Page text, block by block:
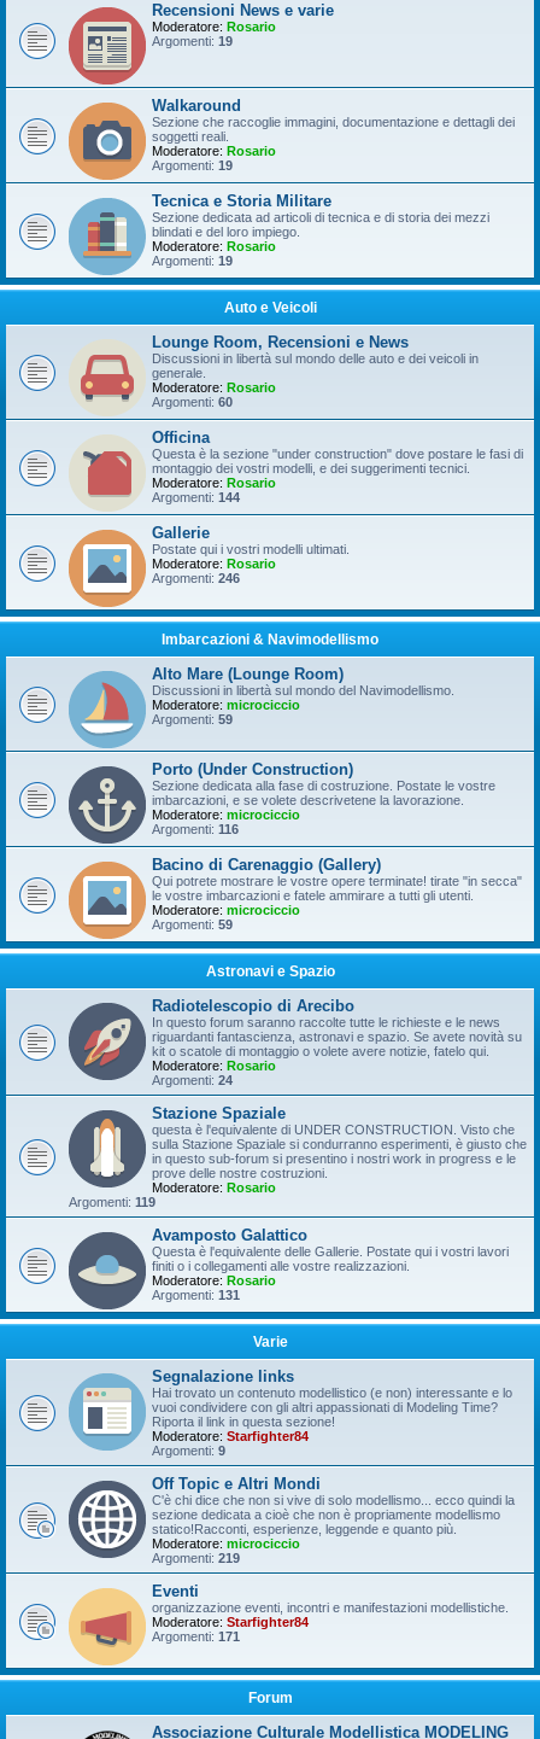
Recensioni News e varie
Moderatore: Rosario
Argomenti: 19
Walkaround
Sezione che raccoglie immagini, documentazione e dettagli dei
soggetti reali.
Moderatore: Rosario
Argomenti: 19
Tecnica e Storia Militare
Sezione dedicata ad articoli di tecnica e di storia dei mezzi
blindati e del loro impiego.
Moderatore: Rosario
Argomenti: 19
Auto e Veicoli
Lounge Room, Recensioni e News
Discussioni in libertà sul mondo delle auto e dei veicoli in
generale.
Moderatore: Rosario
Argomenti: 60
Officina
Questa è la sezione "under construction" dove postare le fasi di
montaggio dei vostri modelli, e dei suggerimenti tecnici.
Moderatore: Rosario
Argomenti: 144
Gallerie
Postate qui i vostri modelli ultimati.
Moderatore: Rosario
Argomenti: 246
Imbarcazioni & Navimodellismo
Alto Mare (Lounge Room)
Discussioni in libertà sul mondo del Navimodellismo.
Moderatore: microciccio
Argomenti: 59
Porto (Under Construction)
Sezione dedicata alla fase di costruzione. Postate le vostre
imbarcazioni, e se volete descrivetene la lavorazione.
Moderatore: microciccio
Argomenti: 116
Bacino di Carenaggio (Gallery)
Qui potrete mostrare le vostre opere terminate! tirate "in secca"
le vostre imbarcazioni e fatele ammirare a tutti gli utenti.
Moderatore: microciccio
Argomenti: 59
Astronavi e Spazio
Radiotelescopio di Arecibo
In questo forum saranno raccolte tutte le richieste e le news
riguardanti fantascienza, astronavi e spazio. Se avete novità su
kit o scatole di montaggio o volete avere notizie, fatelo qui.
Moderatore: Rosario
Argomenti: 24
Stazione Spaziale
questa è l'equivalente di UNDER CONSTRUCTION. Visto che
sulla Stazione Spaziale si condurranno esperimenti, è giusto che
in questo sub-forum si presentino i nostri work in progress e le
prove delle nostre costruzioni.
Moderatore: Rosario
Argomenti: 119
Avamposto Galattico
Questa è l'equivalente delle Gallerie. Postate qui i vostri lavori
finiti o i collegamenti alle vostre realizzazioni.
Moderatore: Rosario
Argomenti: 131
Varie
Segnalazione links
Hai trovato un contenuto modellistico (e non) interessante e lo
vuoi condividere con gli altri appassionati di Modeling Time?
Riporta il link in questa sezione!
Moderatore: Starfighter84
Argomenti: 9
Off Topic e Altri Mondi
C'è chi dice che non si vive di solo modellismo... ecco quindi la
sezione dedicata a cioè che non è propriamente modellismo
statico!Racconti, esperienze, leggende e quanto più.
Moderatore: microciccio
Argomenti: 219
Eventi
organizzazione eventi, incontri e manifestazioni modellistiche.
Moderatore: Starfighter84
Argomenti: 171
Forum
Associazione Culturale Modellistica MODELING